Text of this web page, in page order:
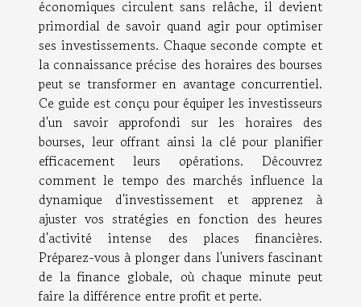
économiques circulent sans relâche, il devient
primordial de savoir quand agir pour optimiser
ses investissements. Chaque seconde compte et
la connaissance précise des horaires des bourses
peut se transformer en avantage concurrentiel.
Ce guide est conçu pour équiper les investisseurs
d'un savoir approfondi sur les horaires des
bourses, leur offrant ainsi la clé pour planifier
efficacement leurs opérations. Découvrez
comment le tempo des marchés influence la
dynamique d'investissement et apprenez à
ajuster vos stratégies en fonction des heures
d'activité intense des places financières.
Préparez-vous à plonger dans l'univers fascinant
de la finance globale, où chaque minute peut
faire la différence entre profit et perte.